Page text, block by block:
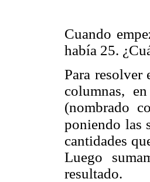
Cuando
había 25.
Para resolver
columnas,
(nombrado
poniendo las
cantidades
Luego
resultado.